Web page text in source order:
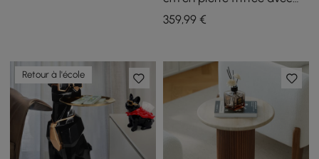
USB et rangement
359,99€
Retour à l'école